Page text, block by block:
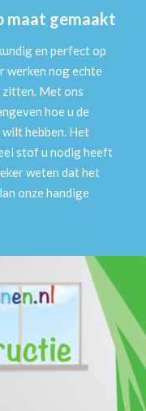
maat gemaakt
en perfect op
werken nog echte
zitten. Met ons
hoe u de
hebben. Het
stof u nodig heeft
weten dat het
onze handige